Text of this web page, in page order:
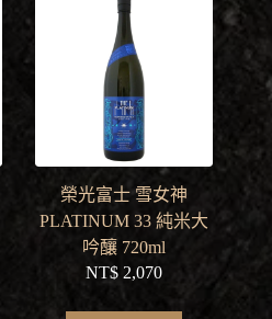
榮光富士 雪女神
PLATINUM 33 純米大
吟釀 720ml
NT$ 2,070